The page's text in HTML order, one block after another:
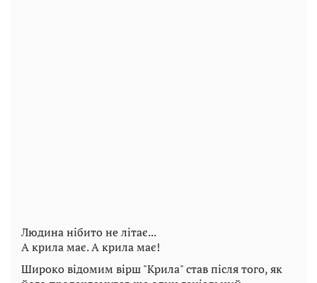
Людина нібито не літає...
А крила має. А крила має!
Широко відомим вірш "Крила" став після того, як